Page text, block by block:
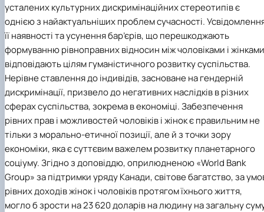
усталених культурних дискримінаційних стереотипів є
однією з найактуальніших проблем сучасності.
її наявності та усунення бар’єрів, що перешкоджають
формуванню рівноправних відносин між чоловіками і
відповідають цілям гуманістичного розвитку суспільства.
Нерівне ставлення до індивідів, засноване на гендерній
дискримінації, призвело до негативних наслідків в різних
сферах суспільства, зокрема в економіці. Забезпечення
рівних прав і можливостей чоловіків і жінок є правильним не
тільки з морально-етичної позиції, але й з точки зору
економіки, яка є суттєвим важелем розвитку планетарного
соціуму. Згідно з доповіддю, оприлюдненою «World Bank
Group» за підтримки уряду Канади, світове багатство, за
рівних доходів жінок і чоловіків протягом їхнього життя,
могло б зрости на 23 620 доларів на людину на загальну